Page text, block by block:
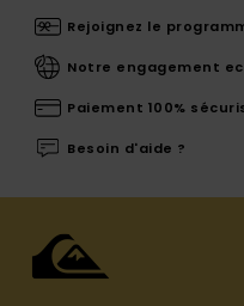
Rejoignez le
Notre engagement
Paiement 100%
Besoin d'aide ?